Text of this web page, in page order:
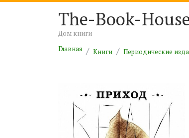
The-Book-
Дом книги
Главная
Книги Периодические